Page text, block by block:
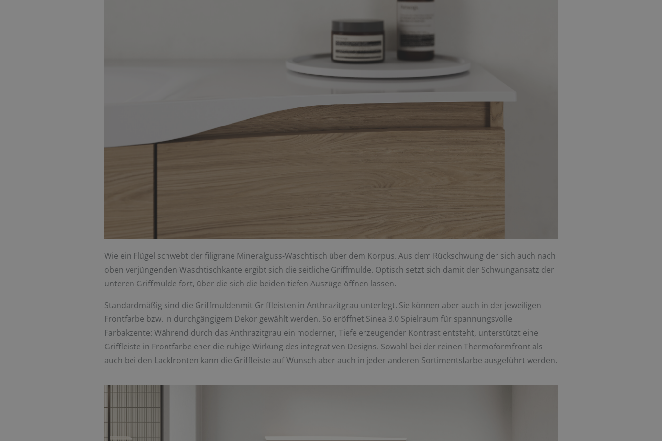
Wie ein Flügel schwebt der filigrane Mineralguss-Waschtisch über dem Korpus. Aus dem Rückschwung der sich auch nach
oben verjüngenden Waschtischkante ergibt sich die seitliche Griffmulde. Optisch setzt sich damit der Schwungansatz der
unteren Griffmulde fort, über die sich die beiden tiefen Auszüge öffnen lassen.
Standardmäßig sind die Griffmuldenmit Griffleisten in Anthrazitgrau unterlegt. Sie können aber auch in der jeweiligen
Frontfarbe bzw. in durchgängigem Dekor gewählt werden. So eröffnet Sinea 3.0 Spielraum für spannungsvolle
Farbakzente: Während durch das Anthrazitgrau ein moderner, Tiefe erzeugender Kontrast entsteht, unterstützt eine
Griffleiste in Frontfarbe eher die ruhige Wirkung des integrativen Designs. Sowohl bei der reinen Thermoformfront als
auch bei den Lackfronten kann die Griffleiste auf Wunsch aber auch in jeder anderen Sortimentsfarbe ausgeführt werden.